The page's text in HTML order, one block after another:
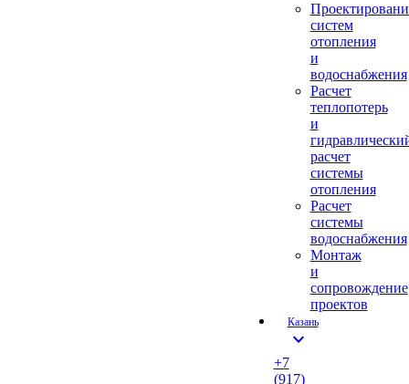
систем
отопления
и
водоснабжения
Расчет
теплопотерь
и
расчет
системы
отопления
Расчет
системы
водоснабжения
Монтаж
и
сопровождение
проектов
Казань
expand_more
+7
(917)